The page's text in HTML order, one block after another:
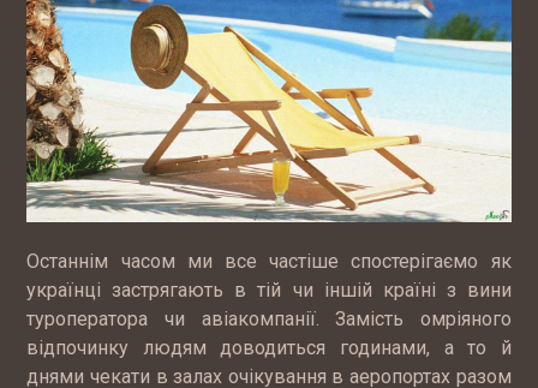
Останнім часом ми все частіше спостерігаємо як
українці застрягають в тій чи іншій країні з вини
туроператора чи авіакомпанії. Замість омріяного
відпочинку людям доводиться годинами, а то й
днями чекати в залах очікування в аеропортах разом